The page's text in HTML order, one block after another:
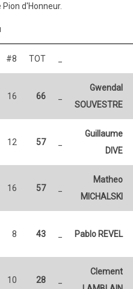
d'Honneur.
#8 TOT
16 66
Gwendal
SOUVESTRE
12 57
Guillaume
DIVE
16 57
Matheo
MICHALSKI
8 43 Pablo REVEL
10 28
Clement